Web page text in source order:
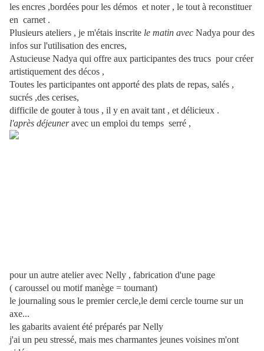
les encres ,bordées pour les démos et noter , le tout à reconstituer
en carnet .
Plusieurs ateliers , je m'étais inscrite le matin avec Nadya pour des
infos sur l'utilisation des encres,
Astucieuse Nadya qui offre aux participantes des trucs pour créer
artistiquement des décos ,
Toutes les participantes ont apporté des plats de repas, salés ,
sucrés ,des cerises,
difficile de gouter à tous , il y en avait tant , et délicieux .
l'après déjeuneravec un emploi du temps serré ,
pour un autre atelier avec Nelly , fabrication d'une page
( caroussel ou motif manège = tournant)
le journaling sous le premier cercle,le demi cercle tourne sur un
axe...
les gabarits avaient été préparés par Nelly
j'ai un peu stressé, mais mes charmantes jeunes voisines m'ont